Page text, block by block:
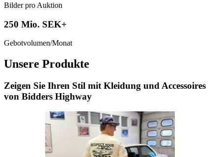
Bilder pro Auktion
250 Mio. SEK+
Gebotvolumen/Monat
Unsere Produkte
Zeigen Sie Ihren Stil mit Kleidung und Accessoires
von Bidders Highway